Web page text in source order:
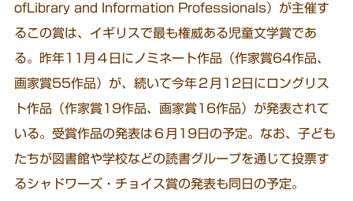
ofLibrary and Information Professionals）が主催す
るこの賞は、イギリスで最も権威ある児童文学賞であ
る。昨年11月４日にノミネート作品（作家賞64作品、
画家賞55作品）が、続いて今年２月12日にロングリス
ト作品（作家賞19作品、画家賞16作品）が発表されて
いる。受賞作品の発表は６月19日の予定。なお、子ども
たちが図書館や学校などの読書グループを通じて投票す
るシャドワーズ・チョイス賞の発表も同日の予定。